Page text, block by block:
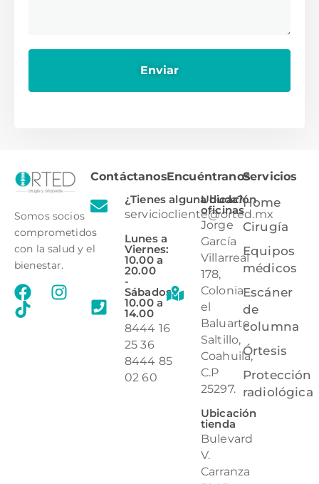
Somos socios
comprometidos
con la salud y el
bienestar.
Contáctanos
¿Tienes alguna duda?
serviciocliente@orted.mx
Lunes a
Viernes:
10.00 a
20.00
-
Sábados:
10.00 a
14.00
8444 16
25 36
8444 85
02 60
Encuéntranos
Ubicación
oficinas
Jorge
García
Villarreal
178,
Colonia
el
Baluarte,
Saltillo,
Coahuila,
C.P
25297.
Ubicación
tienda
Bulevard
V.
Carranza
Servicios
Home
Cirugía
Equipos
médicos
Escáner
de
columna
Órtesis
Protección
radiológica